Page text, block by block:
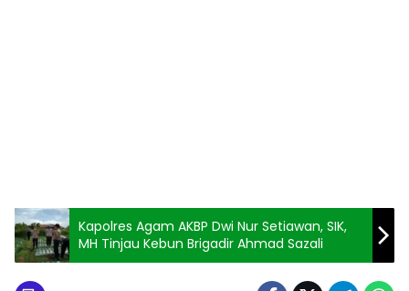
Kapolres Agam AKBP Dwi Nur Setiawan, SIK,
MH Tinjau Kebun Brigadir Ahmad Sazali